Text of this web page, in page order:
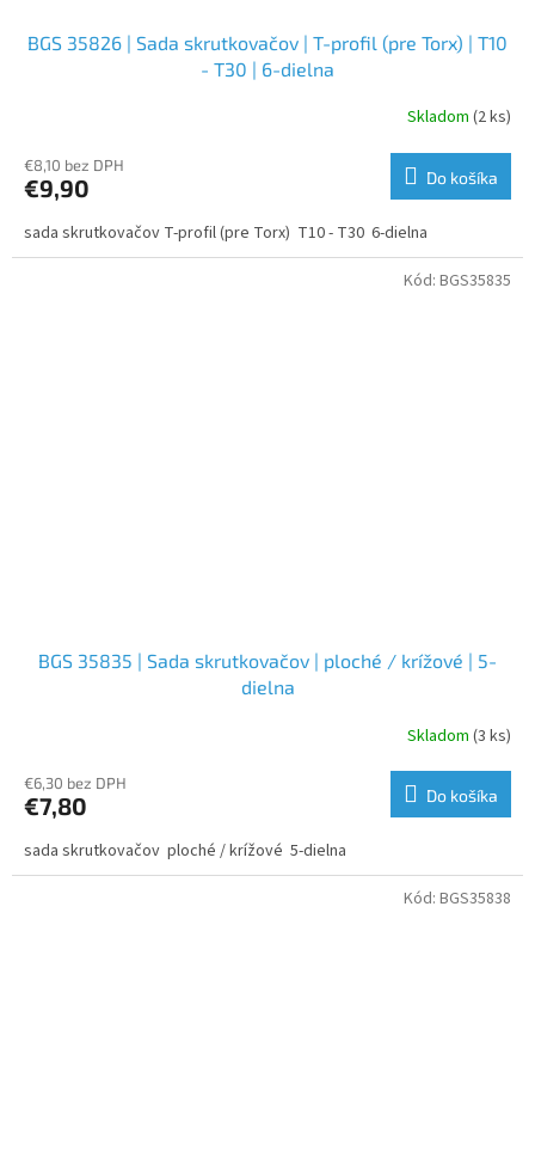
BGS 35826 | Sada skrutkovačov | T-profil (pre Torx) | T10
- T30 | 6-dielna
Skladom (2 ks)
€8,10 bez DPH
€9,90 Do košíka
sada skrutkovačov T-profil (pre Torx) T10 - T30 6-dielna
BGS 35835 | Sada skrutkovačov | ploché / krížové | 5-
dielna
Skladom (3 ks)
€6,30 bez DPH
€7,80 Do košíka
sada skrutkovačov ploché / krížové 5-dielna
Kód: BGS35835
Kód: BGS35838